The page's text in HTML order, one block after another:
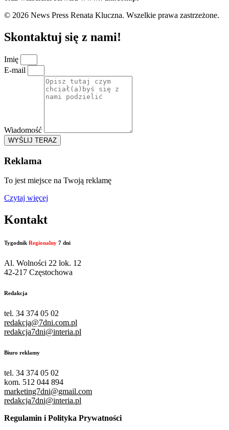
© 2026 News Press Renata Kluczna. Wszelkie prawa zastrzeżone.
Skontaktuj się z nami!
Imię
E-mail
Wiadomość
WYŚLIJ TERAZ
Reklama
To jest miejsce na Twoją reklamę
Czytaj więcej
Kontakt
Tygodnik Regionalny 7 dni
Al. Wolności 22 lok. 12
42-217 Częstochowa
Redakcja
tel. 34 374 05 02
redakcja@7dni.com.pl
redakcja7dni@interia.pl
Biuro reklamy
tel. 34 374 05 02
kom. 512 044 894
marketing7dni@gmail.com
redakcja7dni@interia.pl
Regulamin i Polityka Prywatności